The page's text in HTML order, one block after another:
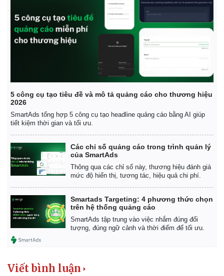
Kinh tế
5 công cụ tạo tiêu đề và mô tả quảng cáo cho thương hiệu
2026
SmartAds tổng hợp 5 công cụ tạo headline quảng cáo bằng AI giúp
tiết kiệm thời gian và tối ưu.
Các chỉ số quảng cáo trong trình quản lý
của SmartAds
Thông qua các chỉ số này, thương hiệu đánh giá
mức độ hiển thị, tương tác, hiệu quả chi phí.
Smartads Targeting: 4 phương thức chọn
trên hệ thống quảng cáo
SmartAds tập trung vào việc nhắm đúng đối
tượng, đúng ngữ cảnh và thời điểm để tối ưu.
Viết bình luận